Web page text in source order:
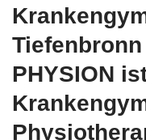
PHYSION